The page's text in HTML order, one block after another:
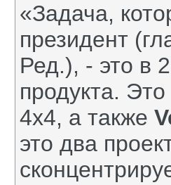
«Задача,
президент
Ред.), - это в
продукта.
4x4, а также
это два